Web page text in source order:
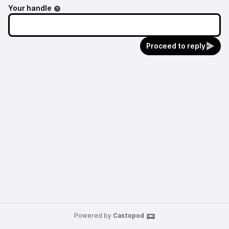
Your handle
Proceed to reply
Powered by Castopod